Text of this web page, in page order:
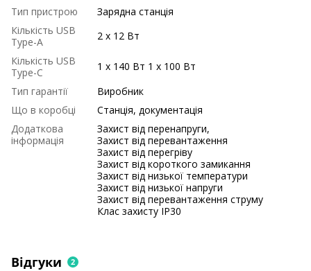
Тип пристрою
Зарядна станція
Кількість USB
Type-A
2 x 12 Вт
Кількість USB
Type-C
1 x 140 Вт 1 x 100 Вт
Тип гарантії
Виробник
Що в коробці
Станція, документація
Додаткова
інформація
Захист від перенапруги,
Захист від перевантаження
Захист від перегріву
Захист від короткого замикання
Захист від низької температури
Захист від низької напруги
Захист від перевантаження струму
Клас захисту IP30
Відгуки 2